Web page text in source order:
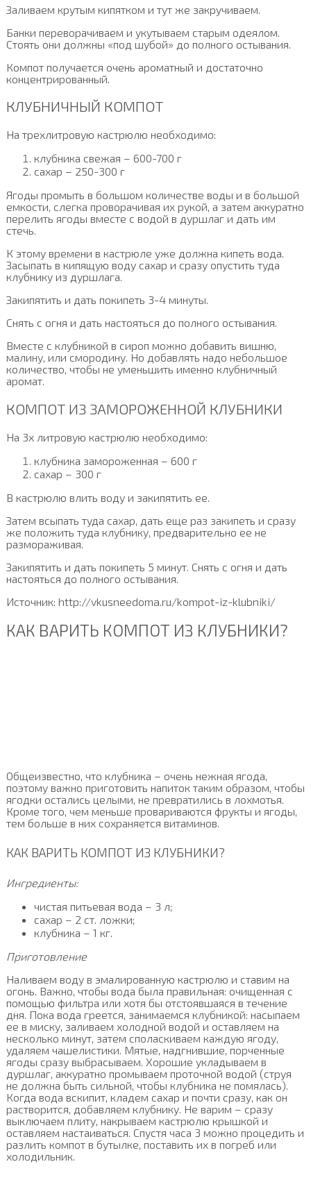
Заливаем крутым кипятком и тут же закручиваем.
Банки переворачиваем и укутываем старым одеялом.
Стоять они должны «под шубой» до полного остывания.
Компот получается очень ароматный и достаточно
концентрированный.
КЛУБНИЧНЫЙ КОМПОТ
На трехлитровую кастрюлю необходимо:
клубника свежая – 600-700 г
сахар – 250-300 г
Ягоды промыть в большом количестве воды и в большой
емкости, слегка проворачивая их рукой, а затем аккуратно
перелить ягоды вместе с водой в дуршлаг и дать им
стечь.
К этому времени в кастрюле уже должна кипеть вода.
Засыпать в кипящую воду сахар и сразу опустить туда
клубнику из дуршлага.
Закипятить и дать покипеть 3-4 минуты.
Снять с огня и дать настояться до полного остывания.
Вместе с клубникой в сироп можно добавить вишню,
малину, или смородину. Но добавлять надо небольшое
количество, чтобы не уменьшить именно клубничный
аромат.
КОМПОТ ИЗ ЗАМОРОЖЕННОЙ КЛУБНИКИ
На 3х литровую кастрюлю необходимо:
клубника замороженная – 600 г
сахар – 300 г
В кастрюлю влить воду и закипятить ее.
Затем всыпать туда сахар, дать еще раз закипеть и сразу
же положить туда клубнику, предварительно ее не
размораживая.
Закипятить и дать покипеть 5 минут. Снять с огня и дать
настояться до полного остывания.
Источник: http://vkusneedoma.ru/kompot-iz-klubniki/
КАК ВАРИТЬ КОМПОТ ИЗ КЛУБНИКИ?
Общеизвестно, что клубника – очень нежная ягода,
поэтому важно приготовить напиток таким образом, чтобы
ягодки остались целыми, не превратились в лохмотья.
Кроме того, чем меньше провариваются фрукты и ягоды,
тем больше в них сохраняется витаминов.
КАК ВАРИТЬ КОМПОТ ИЗ КЛУБНИКИ?
Ингредиенты:
чистая питьевая вода – 3 л;
сахар – 2 ст. ложки;
клубника – 1 кг.
Приготовление
Наливаем воду в эмалированную кастрюлю и ставим на
огонь. Важно, чтобы вода была правильная: очищенная с
помощью фильтра или хотя бы отстоявшаяся в течение
дня. Пока вода греется, занимаемся клубникой: насыпаем
ее в миску, заливаем холодной водой и оставляем на
несколько минут, затем споласкиваем каждую ягоду,
удаляем чашелистики. Мятые, надгнившие, порченные
ягоды сразу выбрасываем. Хорошие укладываем в
дуршлаг, аккуратно промываем проточной водой (струя
не должна быть сильной, чтобы клубника не помялась).
Когда вода вскипит, кладем сахар и почти сразу, как он
растворится, добавляем клубнику. Не варим – сразу
выключаем плиту, накрываем кастрюлю крышкой и
оставляем настаиваться. Спустя часа 3 можно процедить и
разлить компот в бутылке, поставить их в погреб или
холодильник.